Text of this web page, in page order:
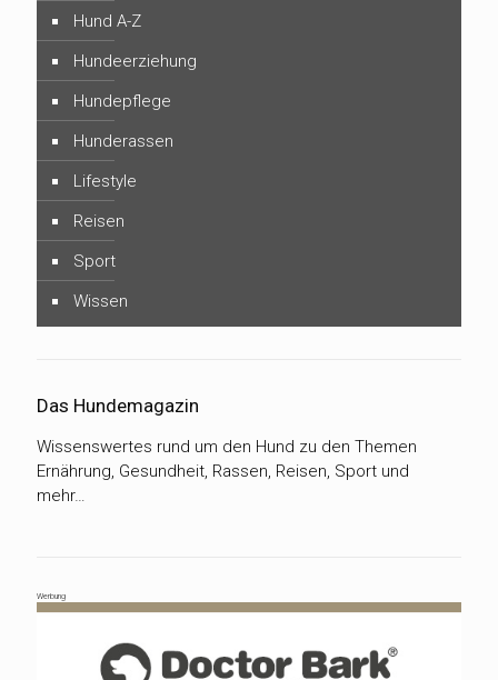
Hund A-Z
Hundeerziehung
Hundepflege
Hunderassen
Lifestyle
Reisen
Sport
Wissen
Das Hundemagazin
Wissenswertes rund um den Hund zu den Themen
Ernährung, Gesundheit, Rassen, Reisen, Sport und
mehr…
Werbung